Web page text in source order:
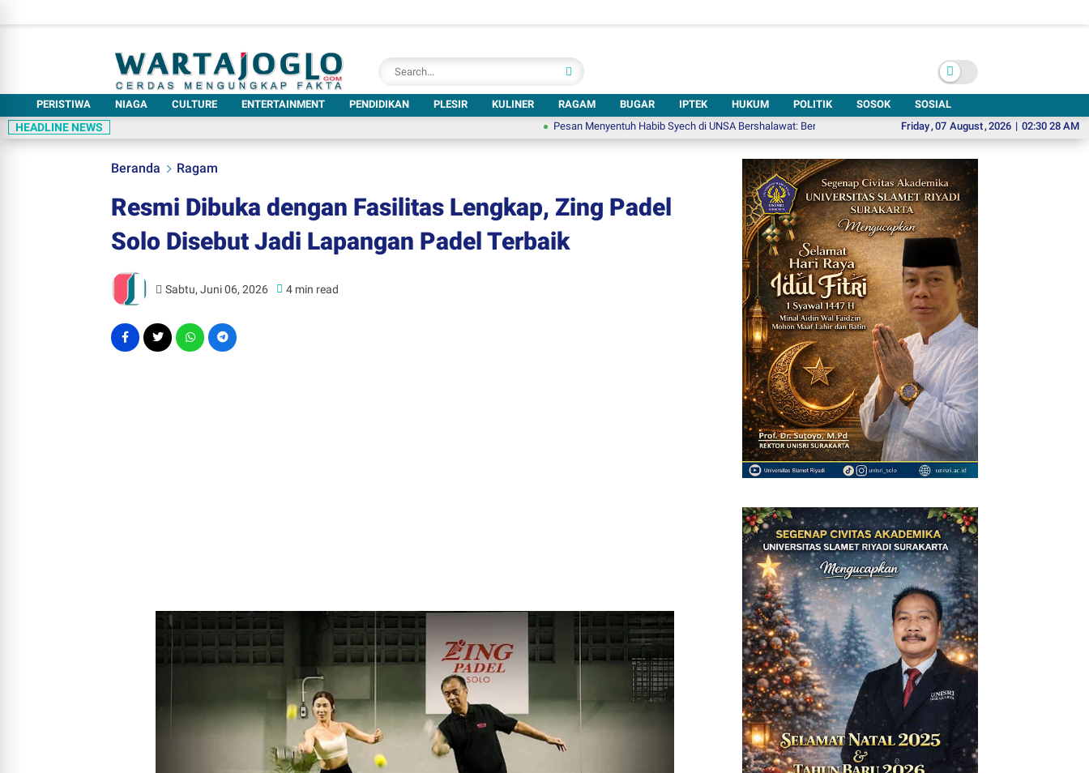
PERISTIWA NIAGA CULTURE ENTERTAINMENT PENDIDIKAN PLESIR KULINER RAGAM BUGAR IPTEK HUKUM POLITIK SOSOK
SOSIAL
Friday,07 August,2026 | 02:30 29 AM
HEADLINE NEWS Pesan Menyentuh Habib Syech di UNSA Bershalawat: Bersihkan Hati untuk Membangun Negeri Mie Ayam Hot Plate, Kreasi
Beranda Ragam
Resmi Dibuka dengan Fasilitas Lengkap, Zing Padel
Solo Disebut Jadi Lapangan Padel Terbaik
Sabtu, Juni 06, 2026 4 min read